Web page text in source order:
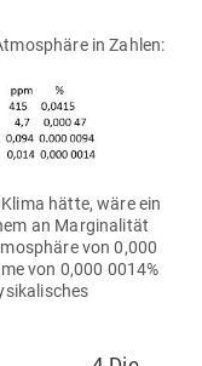
in Zahlen:
hätte, wäre ein
an Mar­gi­na­lität
von 0,000
von 0,000 0014%